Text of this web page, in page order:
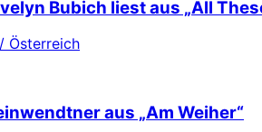
Bubich liest aus „All
Österreich
aus „Am Weiher“